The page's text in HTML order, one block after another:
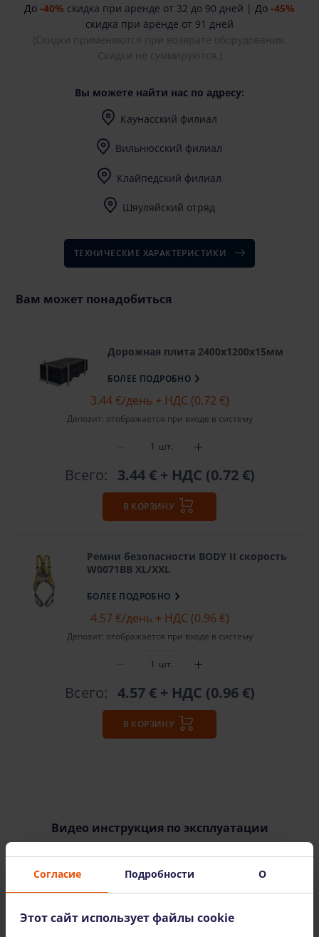
До -40% скидка при аренде от 32 до 90 дней | До -45%
скидка при аренде от 91 дней
(Скидки применяются при возврате оборудования.
Скидки не суммируются.)
Вы можете найти нас по адресу:
Каунасский филиал
Вильнюсский филиал
Клайпедский филиал
Шяуляйский отряд
ТЕХНИЧЕСКИЕ ХАРАКТЕРИСТИКИ
Вам может понадобиться
Дорожная плита 2400х1200х15мм
БОЛЕЕ ПОДРОБНО
3.44 €/день + НДС (0.72 €)
Депозит: отображается при входе в систему
шт.
Всего: 3.44 €+ НДС (0.72 €)
В КОРЗИНУ
Ремни безопасности BODY II скорость
W0071BB XL/XXL
БОЛЕЕ ПОДРОБНО
4.57 €/день + НДС (0.96 €)
Депозит: отображается при входе в систему
шт.
Всего: 4.57 €+ НДС (0.96 €)
В КОРЗИНУ
Видео инструкция по эксплуатации
Согласие Подробности О
Этот сайт использует файлы cookie